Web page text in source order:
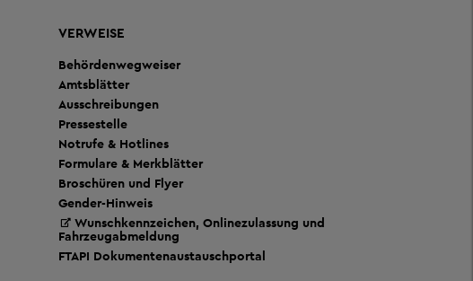
VERWEISE
Behördenwegweiser
Amtsblätter
Ausschreibungen
Pressestelle
Notrufe & Hotlines
Formulare & Merkblätter
Broschüren und Flyer
Gender-Hinweis
Wunschkennzeichen, Onlinezulassung und
Fahrzeugabmeldung
FTAPI Dokumentenaustauschportal